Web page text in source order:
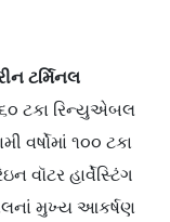
ટર્મિનલ
ટકા રિન્યુએબલ
૧૦૦ ટકા
વૉટર હાર્વેસ્ટિંગ
મુખ્ય આકર્ષણ